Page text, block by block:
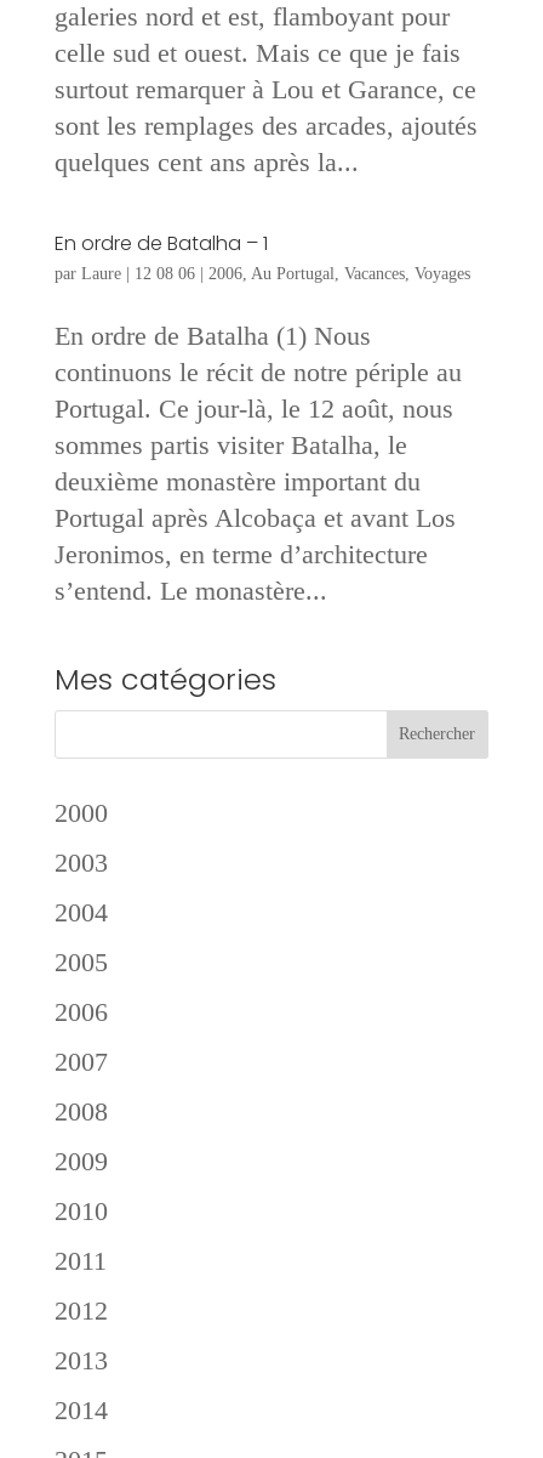
galeries nord et est, flamboyant pour
celle sud et ouest. Mais ce que je fais
surtout remarquer à Lou et Garance, ce
sont les remplages des arcades, ajoutés
quelques cent ans après la...
En ordre de Batalha – 1
par Laure| 12 08 06| 2006, Au Portugal, Vacances, Voyages
En ordre de Batalha (1) Nous
continuons le récit de notre périple au
Portugal. Ce jour-là, le 12 août, nous
sommes partis visiter Batalha, le
deuxième monastère important du
Portugal après Alcobaça et avant Los
Jeronimos, en terme d’architecture
s’entend. Le monastère...
Mes catégories
2000
2003
2004
2005
2006
2007
2008
2009
2010
2011
2012
2013
2014